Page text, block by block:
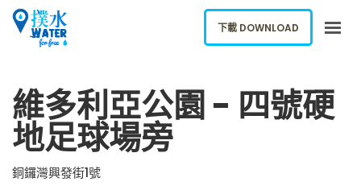
關於我們
下載應用
網誌
維多利亞公園 - 四號硬
地足球場旁
銅鑼灣興發街1號
下載 DOWNLOAD